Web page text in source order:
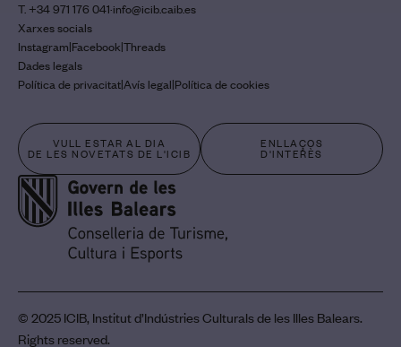
T. +34 971 176 041·info@icib.caib.es
Xarxes socials
Instagram|Facebook|Threads
Dades legals
Política de privacitat|Avís legal|Política de cookies
VULL ESTAR AL DIA
DE LES NOVETATS DE L'ICIB
ENLLAÇOS
D'INTERÈS
© 2025 ICIB, Institut d’Indústries Culturals de les Illes Balears.
Rights reserved.